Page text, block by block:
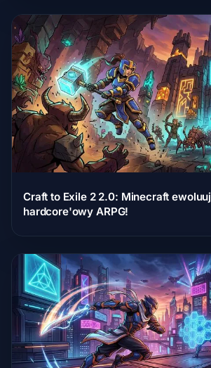
Craft to Exile 2 2.0: Minecraft
hardcore'owy ARPG!